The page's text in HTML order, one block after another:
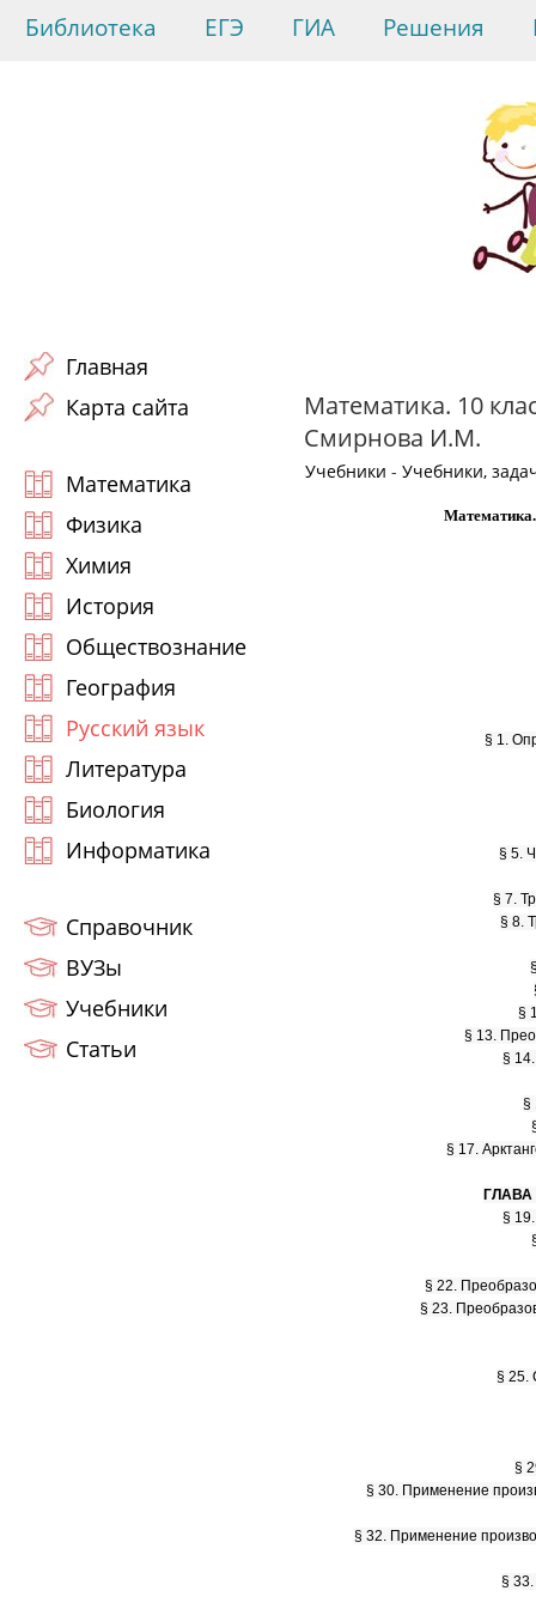
Библиотека ЕГЭ ГИА Решения
Главная
Карта сайта
Математика
Физика
Химия
История
Обществознание
География
Русский язык
Литература
Биология
Информатика
Справочник
ВУЗы
Учебники
Статьи
Математика. 10
Смирнова И.М.
Учебники - Учебники,
§ 1.
§ 5.
§ 7.
§ 8.
§
§ 13.
§
§
§ 17.
ГЛАВА
§
§ 22.
§ 23.
§ 25.
§
§ 30. Применение
§ 32. Применение
§